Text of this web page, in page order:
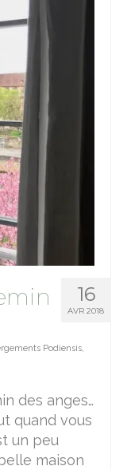
16
AVR 2018
Podiensis,
des anges…
quand vous
un peu
maison